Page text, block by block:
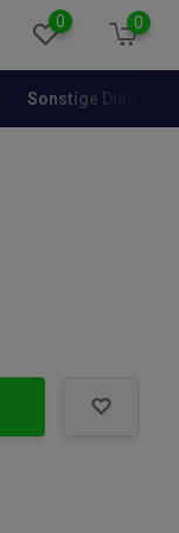
0 0
Sonstige